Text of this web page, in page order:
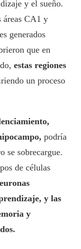
y el sueño.
áreas CA1 y
generados
que en
estas regiones
un proceso
podría
se sobrecargue.
de células
y las
y